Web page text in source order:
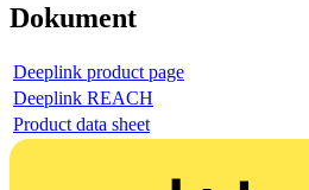
Dokument
Deeplink product page
Deeplink REACH
Product data sheet